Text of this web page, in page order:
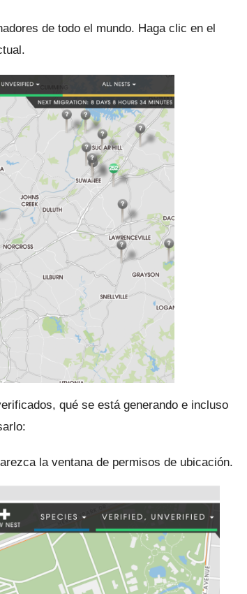
de todo el mundo. Haga clic en el
qué se está generando e incluso
la ventana de permisos de ubicación.